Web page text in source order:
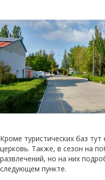
Кроме туристических баз
церковь. Также, в сезон на
развлечений, но на них
следующем пункте.